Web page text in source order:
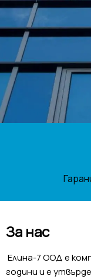
За нас
Елина-7 ООД е
години и е